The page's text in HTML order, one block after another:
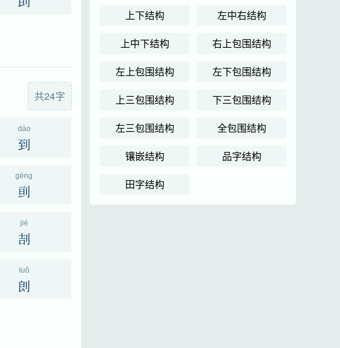
共24字
dào
到
gēng
刯
jié
㓤
luǒ
剆
上下结构
左中右结构
上中下结构
右上包围结构
左上包围结构
左下包围结构
上三包围结构
下三包围结构
左三包围结构
全包围结构
镶嵌结构
品字结构
田字结构